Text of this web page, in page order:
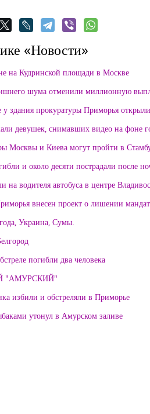
«Новости»
на Кудринской площади в Москве
шума отменили миллионную
у здания прокуратуры Приморья
девушек, снимавших видео на фоне
Москвы и Киева могут пройти в
и около десяти пострадали после
на водителя автобуса в центре
внесен проект о лишении
Украина, Сумы.
погибли два человека
"АМУРСКИЙ"
избили и обстреляли в Приморье
утонул в Амурском заливе